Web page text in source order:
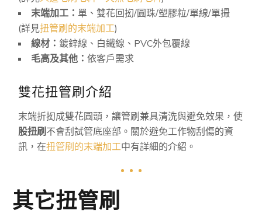
末端加工： 單、雙花回抝/圓珠/塑膠粒/單線/單撮
(詳見扭管刷的末端加工)
線材：鍍鋅線、白鐵線、PVC外包覆線
毛高及其他：依客戶需求
雙花扭管刷介紹
末端折抝成雙花圓頭，讓管刷兼具清洗與避免效果，使
股扭刷不會刮試管底座部。關於避免工作物刮傷的資
訊，在扭管刷的末端加工中有詳細的介紹。
其它扭管刷